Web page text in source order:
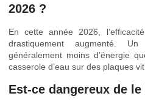
2026 ?
En cette année 2026,
drastiquement augmenté.
généralement moins d’énergie
casserole d’eau sur des plaques
Est-ce dangereux de